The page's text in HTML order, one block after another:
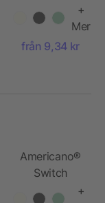
Renew 200
ml
+
Mer
från 9,34 kr
Americano®
Switch
Renew 300+